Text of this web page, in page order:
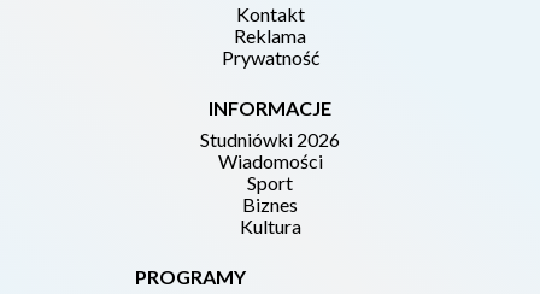
Kontakt
Reklama
Prywatność
INFORMACJE
Studniówki 2026
Wiadomości
Sport
Biznes
Kultura
PROGRAMY